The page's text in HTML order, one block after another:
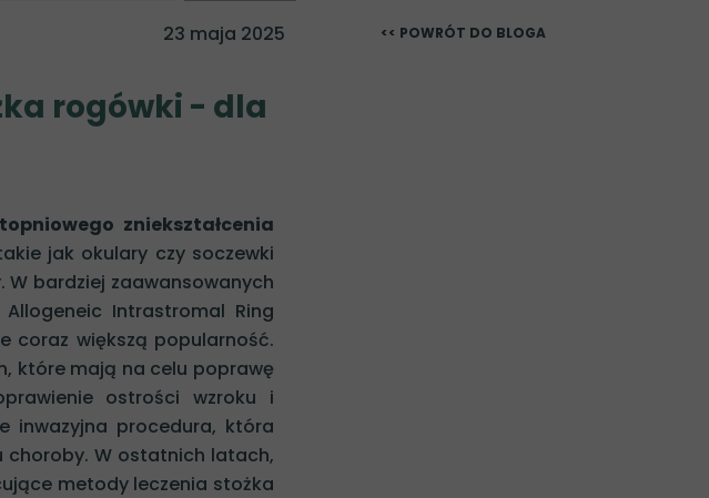
Dr Anna Orlicka-Mosiej
Dr Anna Krajewska
Dr n. med. Julia Janiszewska-Salamon
<< POWRÓT DO BLOGA
23 maja 2025
rogówki - dla
zniekształcenia
jak okulary czy soczewki
bardziej zaawansowanych
Intrastromal Ring
coraz większą popularność.
które mają na celu poprawę
ostrości wzroku i
inwazyjna procedura, która
choroby. W ostatnich latach,
metody leczenia stożka